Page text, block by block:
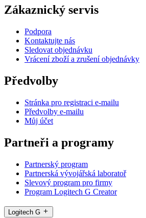
Zákaznický servis
Podpora
Kontaktujte nás
Sledovat objednávku
Vrácení zboží a zrušení objednávky
Předvolby
Stránka pro registraci e-mailu
Předvolby e-mailu
Můj účet
Partneři a programy
Partnerský program
Partnerská vývojářská laboratoř
Slevový program pro firmy
Program Logitech G Creator
Logitech G